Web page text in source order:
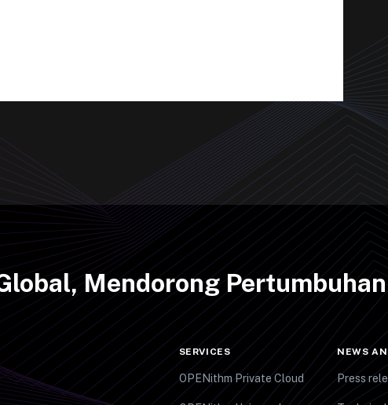
Mendorong
SERVICES
OPENithm Private Cloud
NEWS
Press